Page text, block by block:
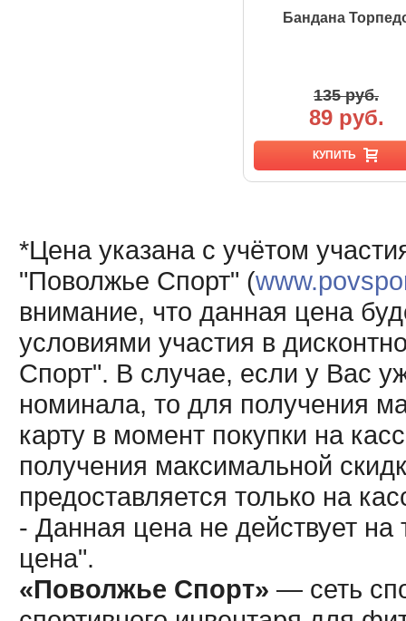
Бандана
135 руб.
89 руб.
КУПИТЬ
*Цена указана с учётом
"Поволжье Спорт" (
внимание, что данная цена
условиями участия в
Спорт". В случае, если у Вас
номинала, то для получения
карту в момент покупки на
получения максимальной
предоставляется только на
- Данная цена не действует
цена".
«Поволжье Спорт» — сеть